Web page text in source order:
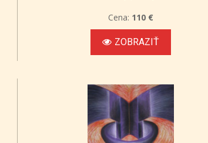
Cena: 110 €
ZOBRAZIŤ